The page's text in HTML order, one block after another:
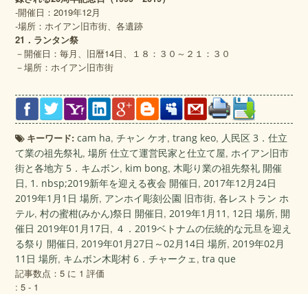
‐開催日：2019年12月
‐場所：ホイアン旧市街、各遺跡
21．ランタン祭
－開催日：毎月、旧暦14日、１８：３０～２１：３０
－場所：ホイアン旧市街
キーワード:cam ha,チャン ケオ,trang keo, 人民区 3．仕立
て業の祖先祭礼,場所 仕立て運営民家と仕立て屋,ホイアン旧市
街と各地方 5．キムボン, kim bong,木彫り業の祖先祭礼 開催
日, 1. nbsp;2019新年を迎える夜会 開催日,2017年12月24日
2019年1月1日 場所, アンホイ彫刻公園 旧市街,各レストラン ホ
テル,村の蜜柑(みかん)祭日 開催日,2019年1月11 , 12日 場所, 開
催日 2019年01月17日, ４．2019ベトナムの伝統的な元旦を迎え
る祭り 開催日,2019年01月27日～02月14日 場所,2019年02月
11日 場所, キムボン木彫村 6．チャークェ,tra que
記事数点：5 に 1 評価
:5 - 1